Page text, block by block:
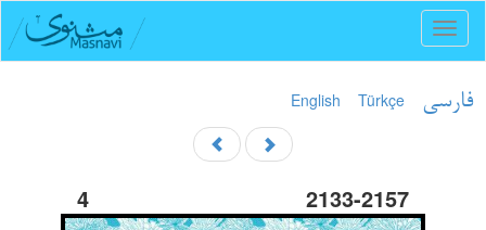
English Türkçe فارسی
4 2133-2157